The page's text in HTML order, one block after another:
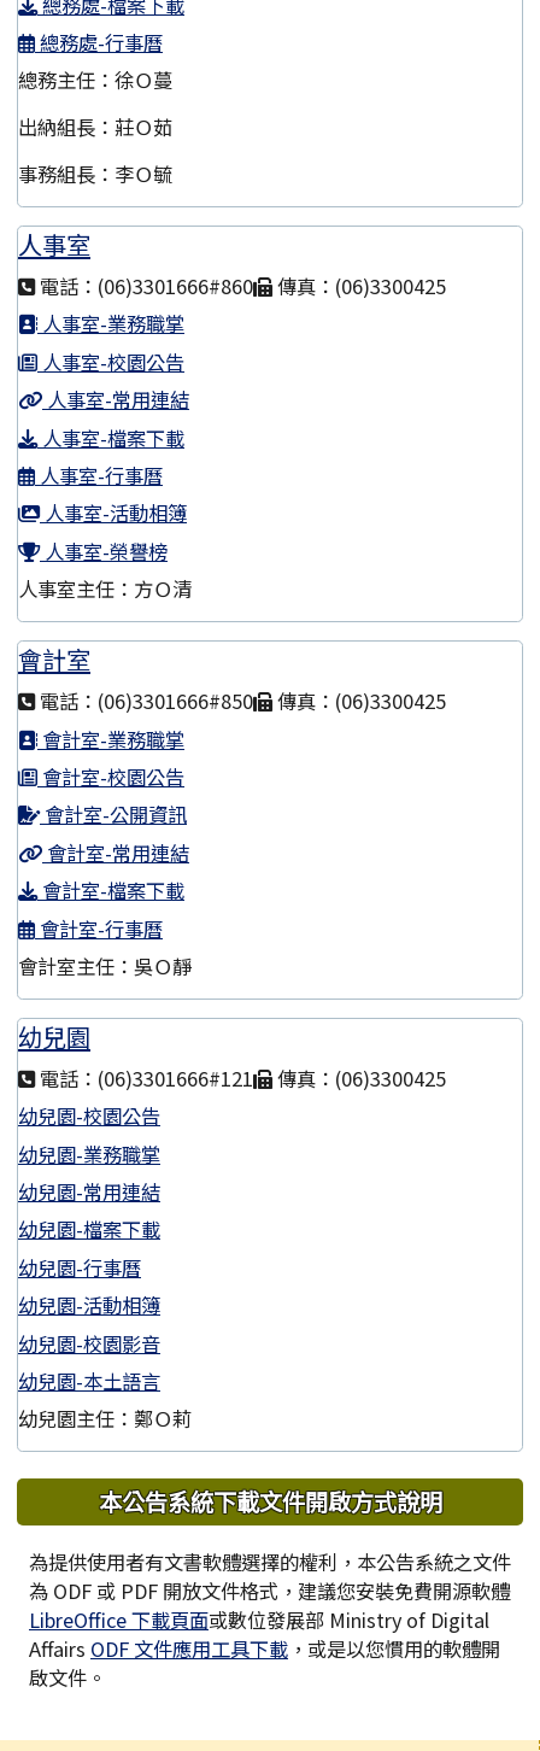
總務處-行事曆
總務主任：徐Ｏ蔓
出納組長：莊Ｏ茹
事務組長：李Ｏ毓
人事室
電話：(06)3301666#860
傳真：(06)3300425
人事室-業務職掌
人事室-校園公告
人事室-常用連結
人事室-檔案下載
人事室-行事曆
人事室-活動相簿
人事室-榮譽榜
人事室主任：方Ｏ清
會計室
電話：(06)3301666#850
傳真：(06)3300425
會計室-業務職掌
會計室-校園公告
會計室-公開資訊
會計室-常用連結
會計室-檔案下載
會計室-行事曆
會計室主任：吳Ｏ靜
幼兒園
電話：(06)3301666#121
傳真：(06)3300425
幼兒園-校園公告
幼兒園-業務職掌
幼兒園-常用連結
幼兒園-檔案下載
幼兒園-行事曆
幼兒園-活動相簿
幼兒園-校園影音
幼兒園-本土語言
幼兒園主任：鄭Ｏ莉
下中區域內容
本公告系統下載文件開啟方式說明
為提供使用者有文書軟體選擇的權利，本公告系統之文件
為 ODF 或 PDF 開放文件格式，建議您安裝免費開源軟體
LibreOffice 下載頁面或數位發展部 Ministry of Digital
Affairs ODF 文件應用工具下載 ，或是以您慣用的軟體開
啟文件。